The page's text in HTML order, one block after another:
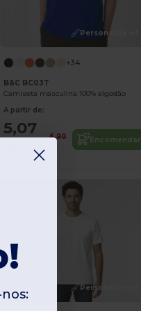
Personalize-o!
+34
B&C BC03T
Camiseta masculina 100% algodão
A partir de:
5,07
6,90
Encomendar
Personalize-o!